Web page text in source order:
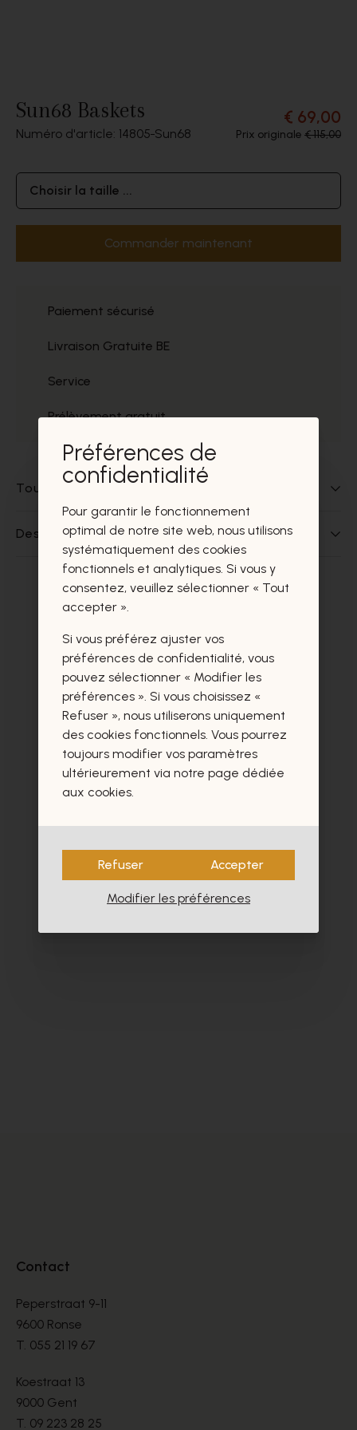
Sun68 Baskets
Numéro d'article: 14805 Sun68
€ 69,00
Prix originale € 115,00
Choisir la taille ...
Commander maintenant
Paiement sécurisé
Livraison Gratuite BE
Service
Prélèvement gratuit
Tout sur ce produit
Des questions sur ce produit?
Ces produits vous intéresseront
certainement aussi.
- 60%
Contact
Peperstraat 9-11
9600 Ronse
T. 055 21 19 67
Koestraat 13
9000 Gent
T. 09 223 28 25
Préférences de
confidentialité
Pour garantir le fonctionnement
optimal de notre site web, nous utilisons
systématiquement des cookies
fonctionnels et analytiques. Si vous y
consentez, veuillez sélectionner « Tout
accepter ».
Si vous préférez ajuster vos
préférences de confidentialité, vous
pouvez sélectionner « Modifier les
préférences ». Si vous choisissez «
Refuser », nous utiliserons uniquement
des cookies fonctionnels. Vous pourrez
toujours modifier vos paramètres
ultérieurement via notre page dédiée
aux cookies.
Refuser Accepter
Modifier les préférences